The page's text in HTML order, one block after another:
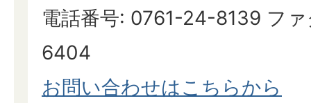
電話番号: 0761-24-8139 フ
6404
お問い合わせはこちらから